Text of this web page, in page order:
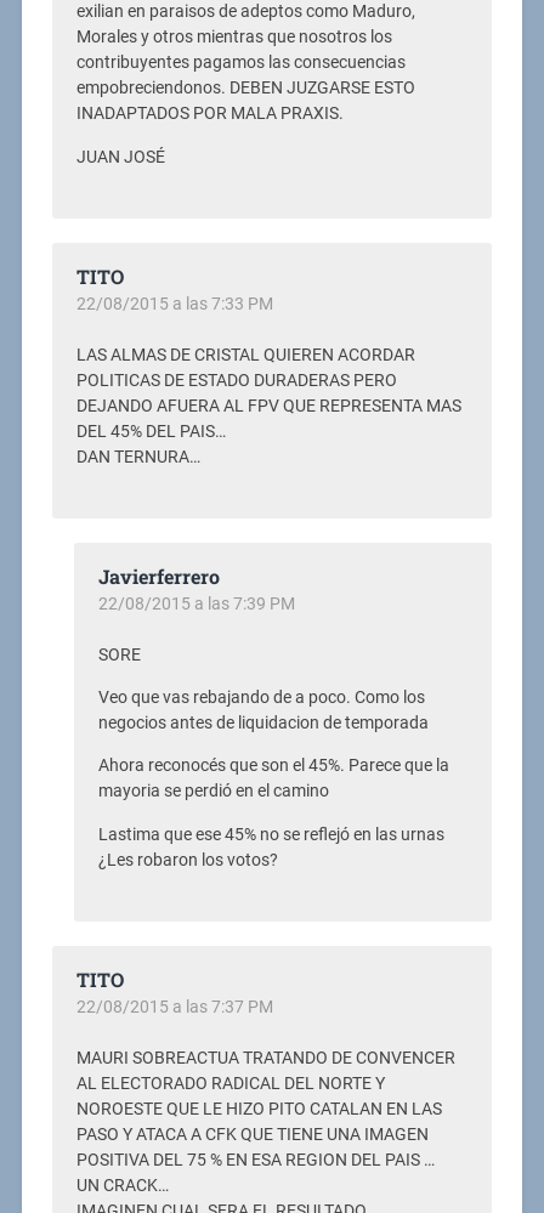
exilian en paraisos de adeptos como Maduro,
Morales y otros mientras que nosotros los
contribuyentes pagamos las consecuencias
empobreciendonos. DEBEN JUZGARSE ESTO
INADAPTADOS POR MALA PRAXIS.
JUAN JOSÉ
TITO
22/08/2015 a las 7:33 PM
LAS ALMAS DE CRISTAL QUIEREN ACORDAR
POLITICAS DE ESTADO DURADERAS PERO
DEJANDO AFUERA AL FPV QUE REPRESENTA MAS
DEL 45% DEL PAIS…
DAN TERNURA…
Javierferrero
22/08/2015 a las 7:39 PM
SORE
Veo que vas rebajando de a poco. Como los
negocios antes de liquidacion de temporada
Ahora reconocés que son el 45%. Parece que la
mayoria se perdió en el camino
Lastima que ese 45% no se reflejó en las urnas
¿Les robaron los votos?
TITO
22/08/2015 a las 7:37 PM
MAURI SOBREACTUA TRATANDO DE CONVENCER
AL ELECTORADO RADICAL DEL NORTE Y
NOROESTE QUE LE HIZO PITO CATALAN EN LAS
PASO Y ATACA A CFK QUE TIENE UNA IMAGEN
POSITIVA DEL 75 % EN ESA REGION DEL PAIS …
UN CRACK…